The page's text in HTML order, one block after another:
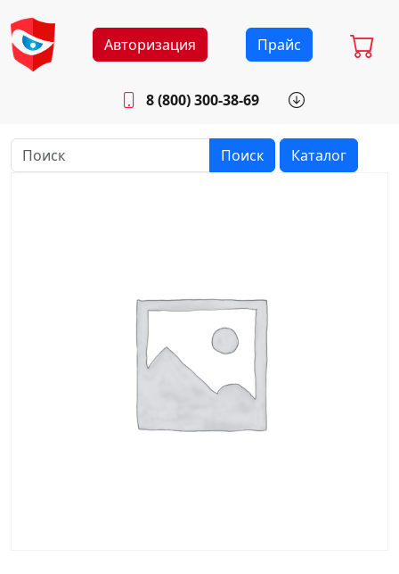
Авторизация Прайс
8 (800) 300-38-69
Будни: 8.30 - 17.00
Поиск Каталог